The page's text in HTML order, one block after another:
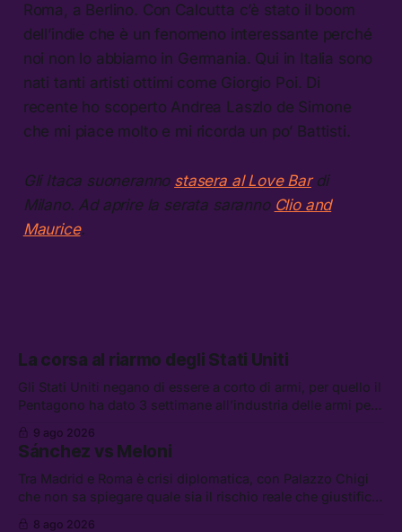
Roma, a Berlino. Con Calcutta c’è stato il boom
dell’indie che è un fenomeno interessante perché
noi non lo abbiamo in Germania. Qui in Italia sono
nati tanti artisti ottimi come Giorgio Poi. Di
recente ho scoperto Andrea Laszlo de Simone
che mi piace molto e mi ricorda un po’ Battisti.
Gli Itaca suoneranno stasera al Love Bardi
Milano. Ad aprire la serata saranno Clio and
Maurice.
La corsa al riarmo degli Stati Uniti
Gli Stati Uniti negano di essere a corto di armi, per quello il
Pentagono ha dato 3 settimane all’industria delle armi per
presentare piani di riarmo. Tra le altre notizie: il PAM
continuerà ad usare i servizi di Palantir, la protesta contro
La Russa, e la centrale elettrica di Amazon in Texas
9 ago 2026
Sánchez vs Meloni
Tra Madrid e Roma è crisi diplomatica, con Palazzo Chigi
che non sa spiegare quale sia il rischio reale che giustifica
la sospensione di Schengen. Tra le altre notizie: l’accordo
8 ago 2026